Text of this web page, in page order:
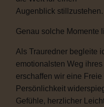
Augenblick stillzustehen.
Genau solche Momente
Als Trauredner begleite
emotionalsten Weg
erschaffen wir eine
Persönlichkeit
Gefühle, herzlicher